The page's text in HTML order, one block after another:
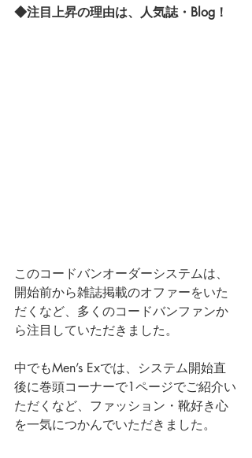
◆注目上昇の理由は、人気誌・Blog！
このコードバンオーダーシステムは、
開始前から雑誌掲載のオファーをいた
だくなど、多くのコードバンファンか
ら注目していただきました。
中でもMen’s Exでは、システム開始直
後に巻頭コーナーで1ページでご紹介い
ただくなど、ファッション・靴好き心
を一気につかんでいただきました。